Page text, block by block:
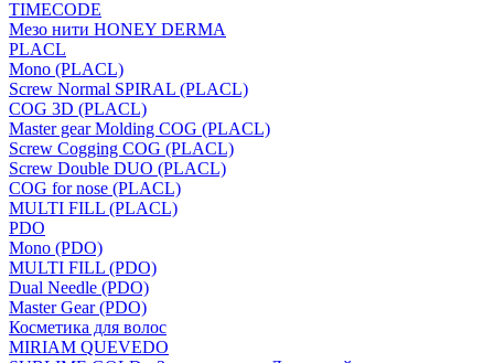
TIMECODE
Мезо нити HONEY DERMA
PLACL
Mono (PLACL)
Screw Normal SPIRAL (PLACL)
COG 3D (PLACL)
Master gear Molding COG (PLACL)
Screw Cogging COG (PLACL)
Screw Double DUO (PLACL)
COG for nose (PLACL)
MULTI FILL (PLACL)
PDO
Mono (PDO)
MULTI FILL (PDO)
Dual Needle (PDO)
Master Gear (PDO)
Косметика для волос
MIRIAM QUEVEDO